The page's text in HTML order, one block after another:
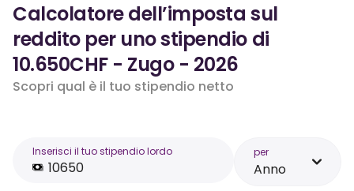
Calcolatore dell’imposta sul
reddito per uno stipendio di
10.650CHF - Zugo - 2026
Scopri qual è il tuo stipendio netto
Inserisci il tuo stipendio lordo per
Anno